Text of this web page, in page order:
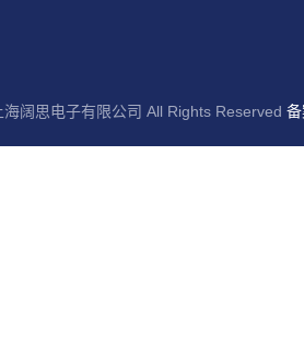
阔思电子有限公司 All Rights Reserved